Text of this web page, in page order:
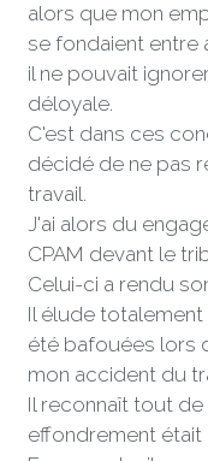
alors que mon
se fondaient entre
il ne pouvait
déloyale.
C'est dans ces
décidé de ne pas
travail.
J'ai alors du
CPAM devant le
Celui-ci a rendu
Il élude
été bafouées lors
mon accident du
Il reconnaît tout
effondrement était